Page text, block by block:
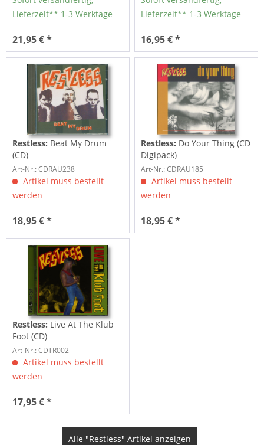
Lieferzeit** 1-3 Werktage
21,95 € *
Lieferzeit** 1-3 Werktage
16,95 € *
Restless: Beat My Drum
(CD)
Art-Nr.: CDRAU238
Artikel muss bestellt
werden
18,95 € *
Restless: Do Your Thing (CD
Digipack)
Art-Nr.: CDRAU185
Artikel muss bestellt
werden
18,95 € *
Restless: Live At The Klub
Foot (CD)
Art-Nr.: CDTR002
Artikel muss bestellt
werden
17,95 € *
Alle "Restless" Artikel anzeigen